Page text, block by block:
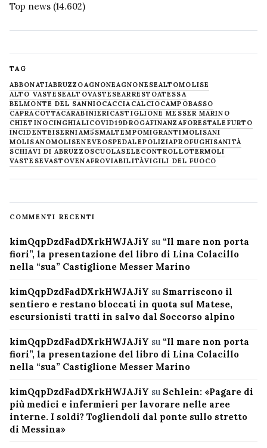
Top news (14.602)
TAG
ABBONATIABRUZZOAGNONEAGNONESEALTOMOLISE
ALTO VASTESEALTOVASTESEARRESTOATESSA
BELMONTE DEL SANNIOCACCIACALCIOCAMPOBASSO
CAPRACOTTACARABINIERICASTIGLIONE MESSER MARINO
CHIETINOCINGHIALICOVID19DROGAFINANZAFORESTALE FURTO
INCIDENTEISERNIAM5SMALTEMPOMIGRANTIMOLISANI
MOLISANOMOLISENEVE OSPEDALEPOLIZIAPROFUGHISANITÀ
SCHIAVI DI ABRUZZOSCUOLASELECONTROLLOTERMOLI
VASTESEVASTOVENAFROVIABILITÀVIGILI DEL FUOCO
COMMENTI RECENTI
kimQqpDzdFadDXrkHWJAJiY su “Il mare non porta
fiori”, la presentazione del libro di Lina Colacillo
nella “sua” Castiglione Messer Marino
kimQqpDzdFadDXrkHWJAJiY su Smarriscono il
sentiero e restano bloccati in quota sul Matese,
escursionisti tratti in salvo dal Soccorso alpino
kimQqpDzdFadDXrkHWJAJiY su “Il mare non porta
fiori”, la presentazione del libro di Lina Colacillo
nella “sua” Castiglione Messer Marino
kimQqpDzdFadDXrkHWJAJiY su Schlein: «Pagare di
più medici e infermieri per lavorare nelle aree
interne. I soldi? Togliendoli dal ponte sullo stretto
di Messina»